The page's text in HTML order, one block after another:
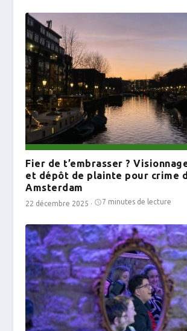
Fier de t’embrasser ?
et dépôt de plainte pour crime
Amsterdam
22 décembre 2025 · 7 minutes de lecture